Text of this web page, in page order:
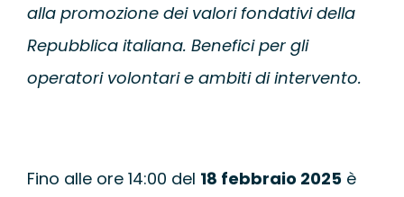
alla promozione dei valori fondativi della
Repubblica italiana. Benefici per gli
operatori volontari e ambiti di intervento.
Fino alle ore 14:00 del 18 febbraio 2025è